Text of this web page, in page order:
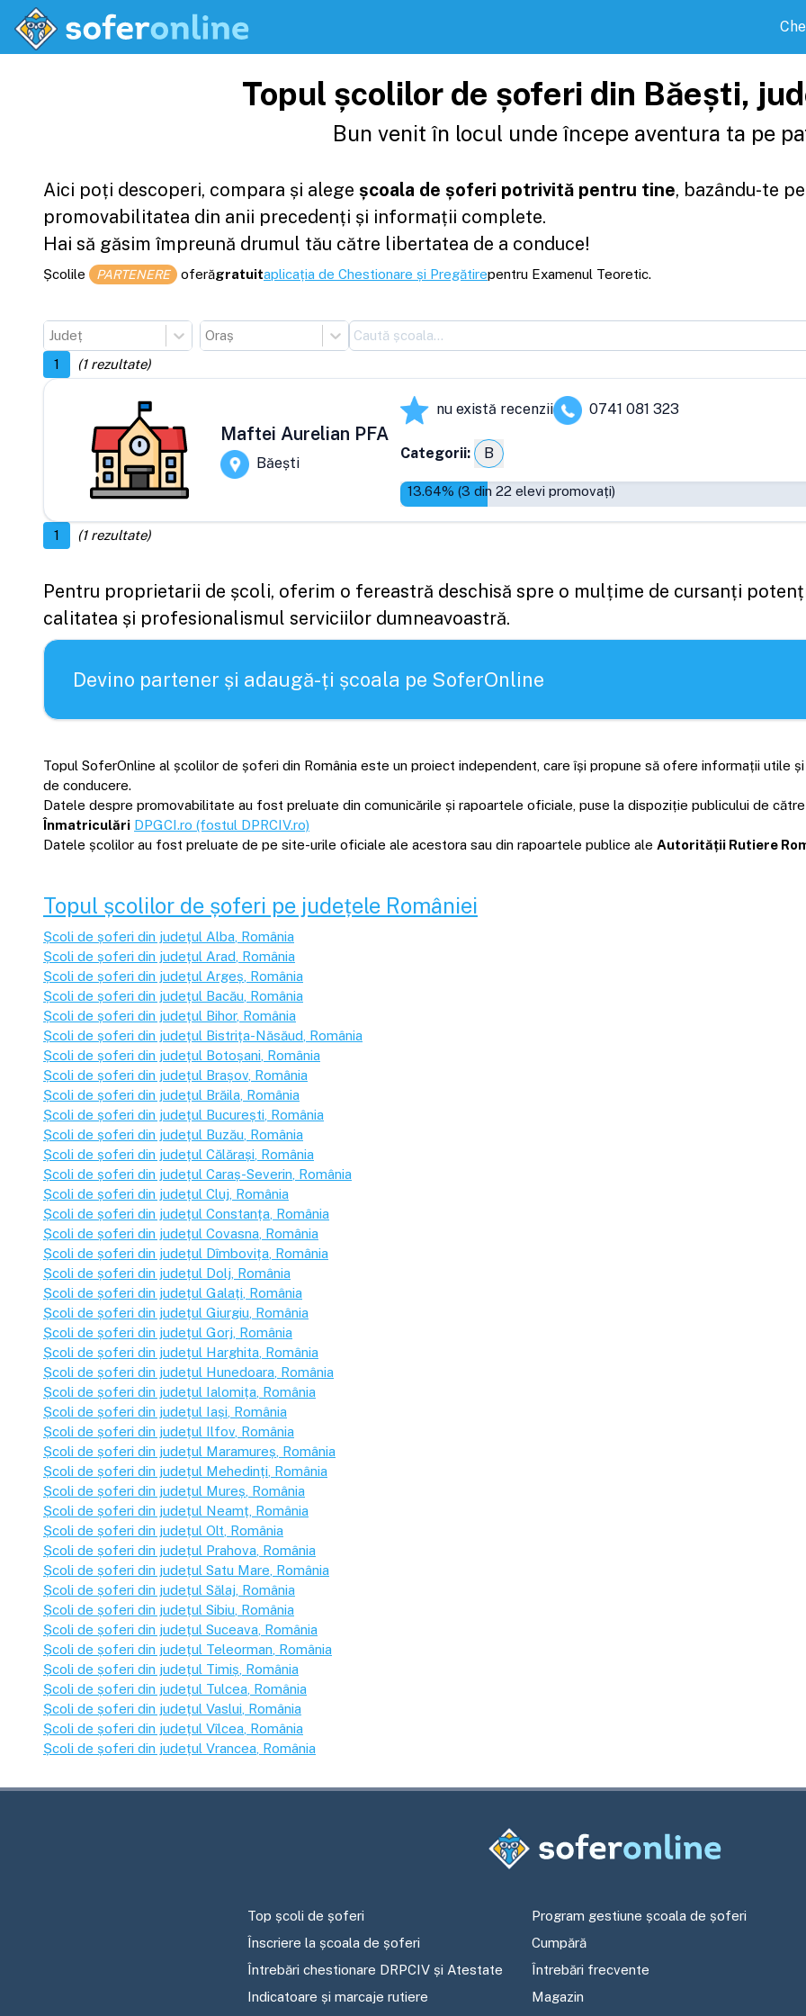
Topul școlilor de șoferi din Băești,
Bun venit în locul unde începe aventura ta pe
Aici poți descoperi, compara și alege școala de șoferi potrivită pentru tine, bazându-te
promovabilitatea din anii precedenți și informații complete.
Hai să găsim împreună drumul tău către libertatea de a conduce!
Școlile PARTENERE oferăgratuitaplicația de Chestionare și Pregătirepentru Examenul Teoretic.
Județ Oraș
1
(1rezultate)
Maftei Aurelian PFA
Băești
nu există recenzii 0741 081 323
Categorii: B
13.64% (3 din 22 elevi promovați)
1 (1rezultate)
Pentru proprietarii de școli, oferim o fereastră deschisă spre o mulțime de cursanți
calitatea și profesionalismul serviciilor dumneavoastră.
Devino partener și adaugă-ți școala pe SoferOnline
Topul SoferOnline al școlilor de șoferi din România este un proiect independent, care își propune să ofere informații utile
de conducere.
Datele despre promovabilitate au fost preluate din comunicările și rapoartele oficiale, puse la dispoziție publicului de către
Înmatriculări DPGCI.ro (fostul DPRCIV.ro)
Datele școlilor au fost preluate de pe site-urile oficiale ale acestora sau din rapoartele publice ale Autorității Rutiere
Topul școlilor de șoferi pe județele României
Școli de șoferi din județul Alba , România
Școli de șoferi din județul Arad , România
Școli de șoferi din județul Argeș , România
Școli de șoferi din județul Bacău , România
Școli de șoferi din județul Bihor, România
Școli de șoferi din județul Bistrița-Năsăud , România
Școli de șoferi din județul Botoșani , România
Școli de șoferi din județul Brașov , România
Școli de șoferi din județul Brăila , România
Școli de șoferi din județul București , România
Școli de șoferi din județul Buzău , România
Școli de șoferi din județul Călărași , România
Școli de șoferi din județul Caraș-Severin , România
Școli de șoferi din județul Cluj , România
Școli de șoferi din județul Constanța , România
Școli de șoferi din județul Covasna , România
Școli de șoferi din județul Dîmbovița , România
Școli de șoferi din județul Dolj , România
Școli de șoferi din județul Galați , România
Școli de șoferi din județul Giurgiu , România
Școli de șoferi din județul Gorj , România
Școli de șoferi din județul Harghita , România
Școli de șoferi din județul Hunedoara , România
Școli de șoferi din județul Ialomița , România
Școli de șoferi din județul Iași , România
Școli de șoferi din județul Ilfov , România
Școli de șoferi din județul Maramureș , România
Școli de șoferi din județul Mehedinți , România
Școli de șoferi din județul Mureș , România
Școli de șoferi din județul Neamț , România
Școli de șoferi din județul Olt , România
Școli de șoferi din județul Prahova , România
Școli de șoferi din județul Satu Mare , România
Școli de șoferi din județul Sălaj , România
Școli de șoferi din județul Sibiu , România
Școli de șoferi din județul Suceava , România
Școli de șoferi din județul Teleorman , România
Școli de șoferi din județul Timiș , România
Școli de șoferi din județul Tulcea , România
Școli de șoferi din județul Vaslui , România
Școli de șoferi din județul Vîlcea , România
Școli de șoferi din județul Vrancea , România
Top școli de șoferi
Înscriere la școala de șoferi
Întrebări chestionare DRPCIV și Atestate
Indicatoare și marcaje rutiere
Program gestiune școala de șoferi
Cumpără
Întrebări frecvente
Magazin